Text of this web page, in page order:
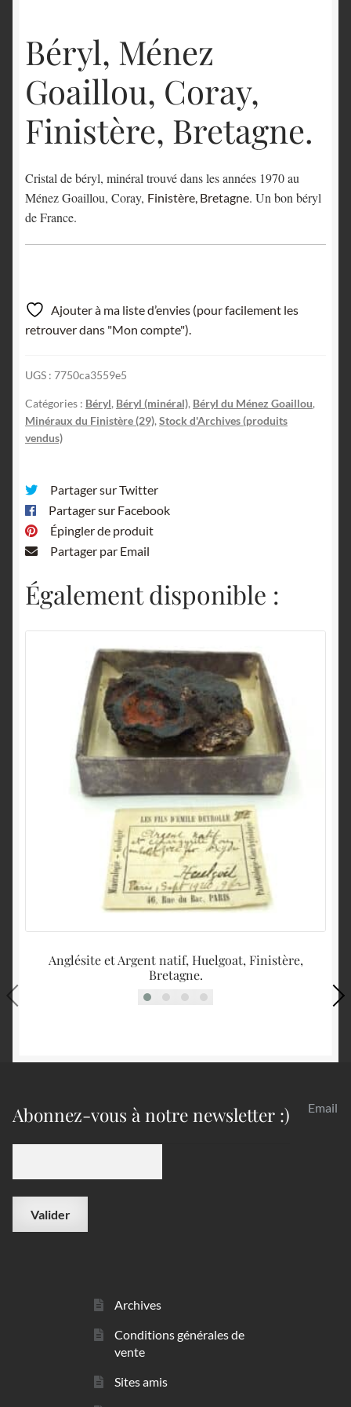
Béryl, Ménez
Goaillou, Coray,
Finistère, Bretagne.
Cristal de béryl, minéral trouvé dans les années 1970 au
Ménez Goaillou, Coray, Finistère, Bretagne. Un bon béryl
de France.
Ajouter à ma liste d’envies (pour facilement les
retrouver dans "Mon compte").
UGS : 7750ca3559e5
Catégories : Béryl, Béryl (minéral), Béryl du Ménez Goaillou,
Minéraux du Finistère (29), Stock d'Archives (produits
vendus)
Partager sur Twitter
Partager sur Facebook
Épingler de produit
Partager par Email
Également disponible :
Anglésite et Argent natif, Huelgoat, Finistère,
Bretagne.
Abonnez-vous à notre newsletter :) Email
Archives
Conditions générales de
vente
Sites amis